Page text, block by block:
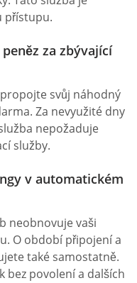
přístupu.
za zbývající
svůj náhodný
Za nevyužité dny
nepožaduje
služby.
v automatickém
neobnovuje vaši
O období připojení a
také samostatně.
bez povolení a dalších